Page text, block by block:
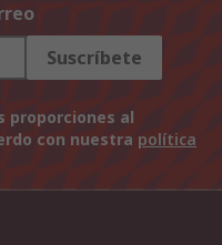
Suscríbete
proporciones al
con nuestra política